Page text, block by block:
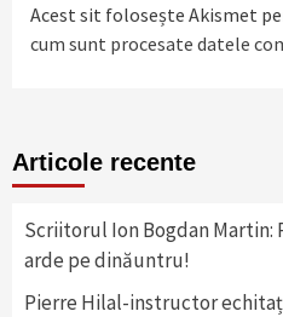
Acest sit folosește Akismet
cum sunt procesate datele
Articole recente
Scriitorul Ion Bogdan
arde pe dinăuntru!
Pierre Hilal-instructor